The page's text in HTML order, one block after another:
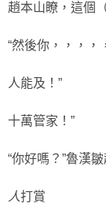
趙本山瞭，這個
“然後你，，，，
人能及！”
十萬管家！”
“你好嗎？”魯漢
人打賞